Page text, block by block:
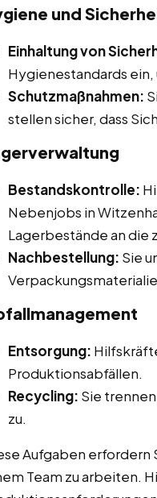
und
Einhaltung von
Hygienestandards
Schutzmaßnahmen:
stellen sicher, dass
Bestandskontrolle:
Nebenjobs in
Lagerbestände an die
Nachbestellung: Sie
Entsorgung:
Produktionsabfällen.
Recycling: Sie
zu.
Aufgaben erfordern
Team zu arbeiten.